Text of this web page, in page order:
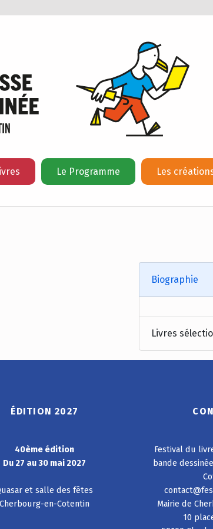
Le Programme Les
Biographie
Livres
ÉDITION 2027
40ème édition
Du 27 au 30 mai 2027
et salle des fêtes
en-Cotentin
Festival du
bande
Mairie de
10